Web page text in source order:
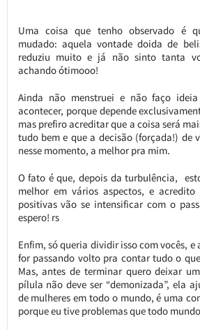
Uma coisa que tenho observado é
mudado: aquela vontade doida de
reduziu muito e já não sinto tanta
achando ótimooo!
Ainda não menstruei e não faço
acontecer, porque depende
mas prefiro acreditar que a coisa será
tudo bem e que a decisão (forçada!) de
nesse momento, a melhor pra mim.
O fato é que, depois da turbulência,
melhor em vários aspectos, e acredito
positivas vão se intensificar com o
espero! rs
Enfim, só queria dividir isso com vocês, e
for passando volto pra contar tudo o
Mas, antes de terminar quero deixar
pílula não deve ser “demonizada”, ela
de mulheres em todo o mundo, é uma
porque eu tive problemas que todo